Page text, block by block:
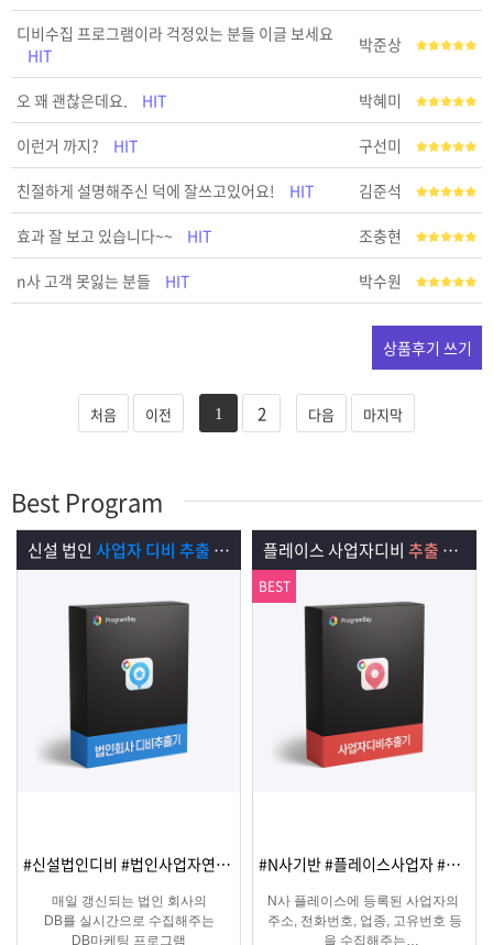
디비수집 프로그램이라 걱정있는 분들 이글 보세요
HIT
박준상
오 꽤 괜찮은데요. HIT 박혜미
이런거 까지? HIT 구선미
친절하게 설명해주신 덕에 잘쓰고있어요! HIT 김준석
효과 잘 보고 있습니다~~ HIT 조충현
n사 고객 못잃는 분들 HIT 박수원
상품후기 쓰기
처음 이전 1 2 다음 마지막
Best Program
플레이스 사업자디비추출 프로그램
#N사기반 #플레이스사업자 #플레이스신규사업자
N사 플레이스에 등록된 사업자의
주소, 전화번호, 업종, 고유번호 등
을 수집해주는
세무서 사업자디비추출 프로그램
#세무서 #국세청기반 #인허가 개업·신규 사업자디비
세무서에 등록되는 사업체의
DB를 매일 업데이트하여
실시간으로 수집가능한 솔루션
BEST